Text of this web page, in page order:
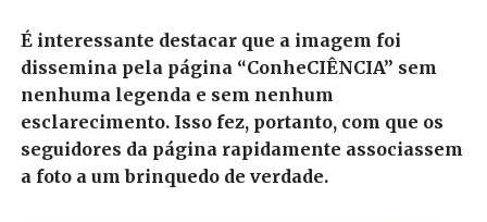
É interessante destacar que a imagem foi
dissemina pela página “ConheCIÊNCIA” sem
nenhuma legenda e sem nenhum
esclarecimento. Isso fez, portanto, com que os
seguidores da página rapidamente associassem
a foto a um brinquedo de verdade.